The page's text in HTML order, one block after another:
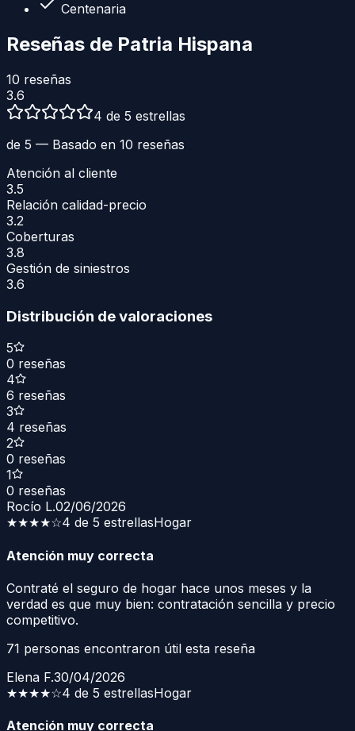
Centenaria
Reseñas de Patria Hispana
10 reseñas
3.6
4 de 5 estrellas
de 5 — Basado en 10 reseñas
Atención al cliente
3.5
Relación calidad-precio
3.2
Coberturas
3.8
Gestión de siniestros
3.6
Distribución de valoraciones
5
0 reseñas
4
6 reseñas
3
4 reseñas
2
0 reseñas
1
0 reseñas
Rocío L.02/06/2026
★★★★☆4 de 5 estrellasHogar
Atención muy correcta
Contraté el seguro de hogar hace unos meses y la
verdad es que muy bien: contratación sencilla y precio
competitivo.
71 personas encontraron útil esta reseña
Elena F.30/04/2026
★★★★☆4 de 5 estrellasHogar
Atención muy correcta